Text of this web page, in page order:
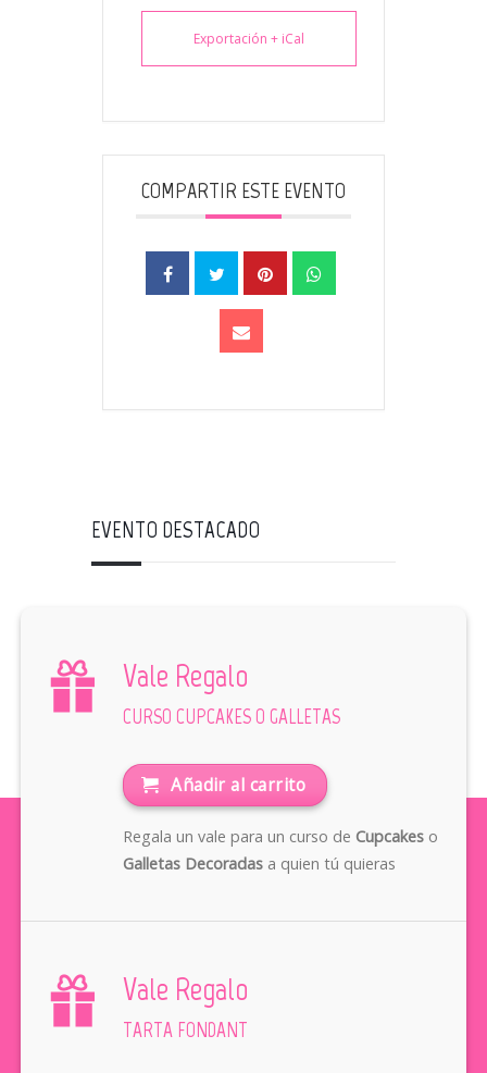
Exportación + iCal
COMPARTIR ESTE EVENTO
EVENTO DESTACADO
Vale Regalo
CURSO CUPCAKES O GALLETAS
Añadir al carrito
Regala un vale para un curso de Cupcakeso
Galletas Decoradasa quien tú quieras
Vale Regalo
TARTA FONDANT